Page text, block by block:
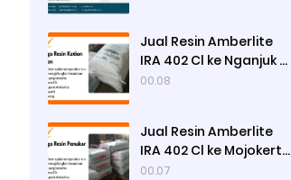
Jual Resin Amberlite
IRA 402 Cl ke Nganjuk -
Ady Water
00.08
Jual Resin Amberlite
IRA 402 Cl ke Mojokerto
- Ady Water
00.07